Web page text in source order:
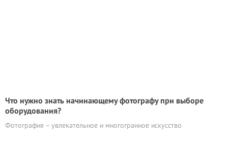
Что нужно знать начинающему фотографу при выборе
оборудования?
Фотография – увлекательное и многогранное искусство